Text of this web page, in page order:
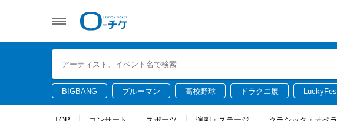
BIGBANG ブルーマン 高校野球 ドラクエ展 LuckyFes